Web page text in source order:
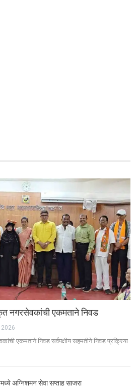
नगरसेवकांची एकमताने निवड
2026
एकमताने निवड सर्वपक्षीय सहमतीने निवड प्रक्रिया
अग्निशमन सेवा सप्ताह साजरा